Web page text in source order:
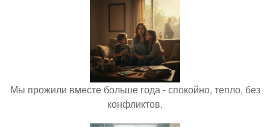
Мы прожили вместе больше года - спокойно, тепло, без
конфликтов.